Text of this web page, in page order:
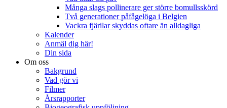
Många slags pollinerare ger större bomullsskörd
Två generationer påfågelöga i Belgien
Vackra fjärilar skyddas oftare än alldagliga
Kalender
Anmäl dig här!
Din sida
Om oss
Bakgrund
Vad gör vi
Filmer
Årsrapporter